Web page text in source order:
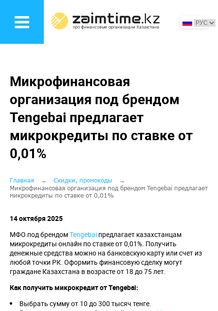
основному
Микрофинансовая
организация под брендом
Tengebai предлагает
микрокредиты по ставке от
0,01%
Строка
навигации
Главная
Скидки, промокоды
Микрофинансовая организация под брендом Tengebai предлагает
микрокредиты по ставке от 0,01%
14 октября 2025
МФО под брендомTengebai предлагает казахстанцам
микрокредиты онлайн по ставке от 0,01%. Получить
денежные средства можно на банковскую карту или счет из
любой точки РК. Оформить финансовую сделку могут
граждане Казахстана в возрасте от 18 до 75 лет.
Как получить микрокредит от Tengebai:
Выбрать сумму от 10 до 300 тысяч тенге.